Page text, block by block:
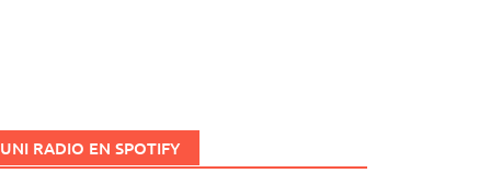
UNI RADIO EN SPOTIFY